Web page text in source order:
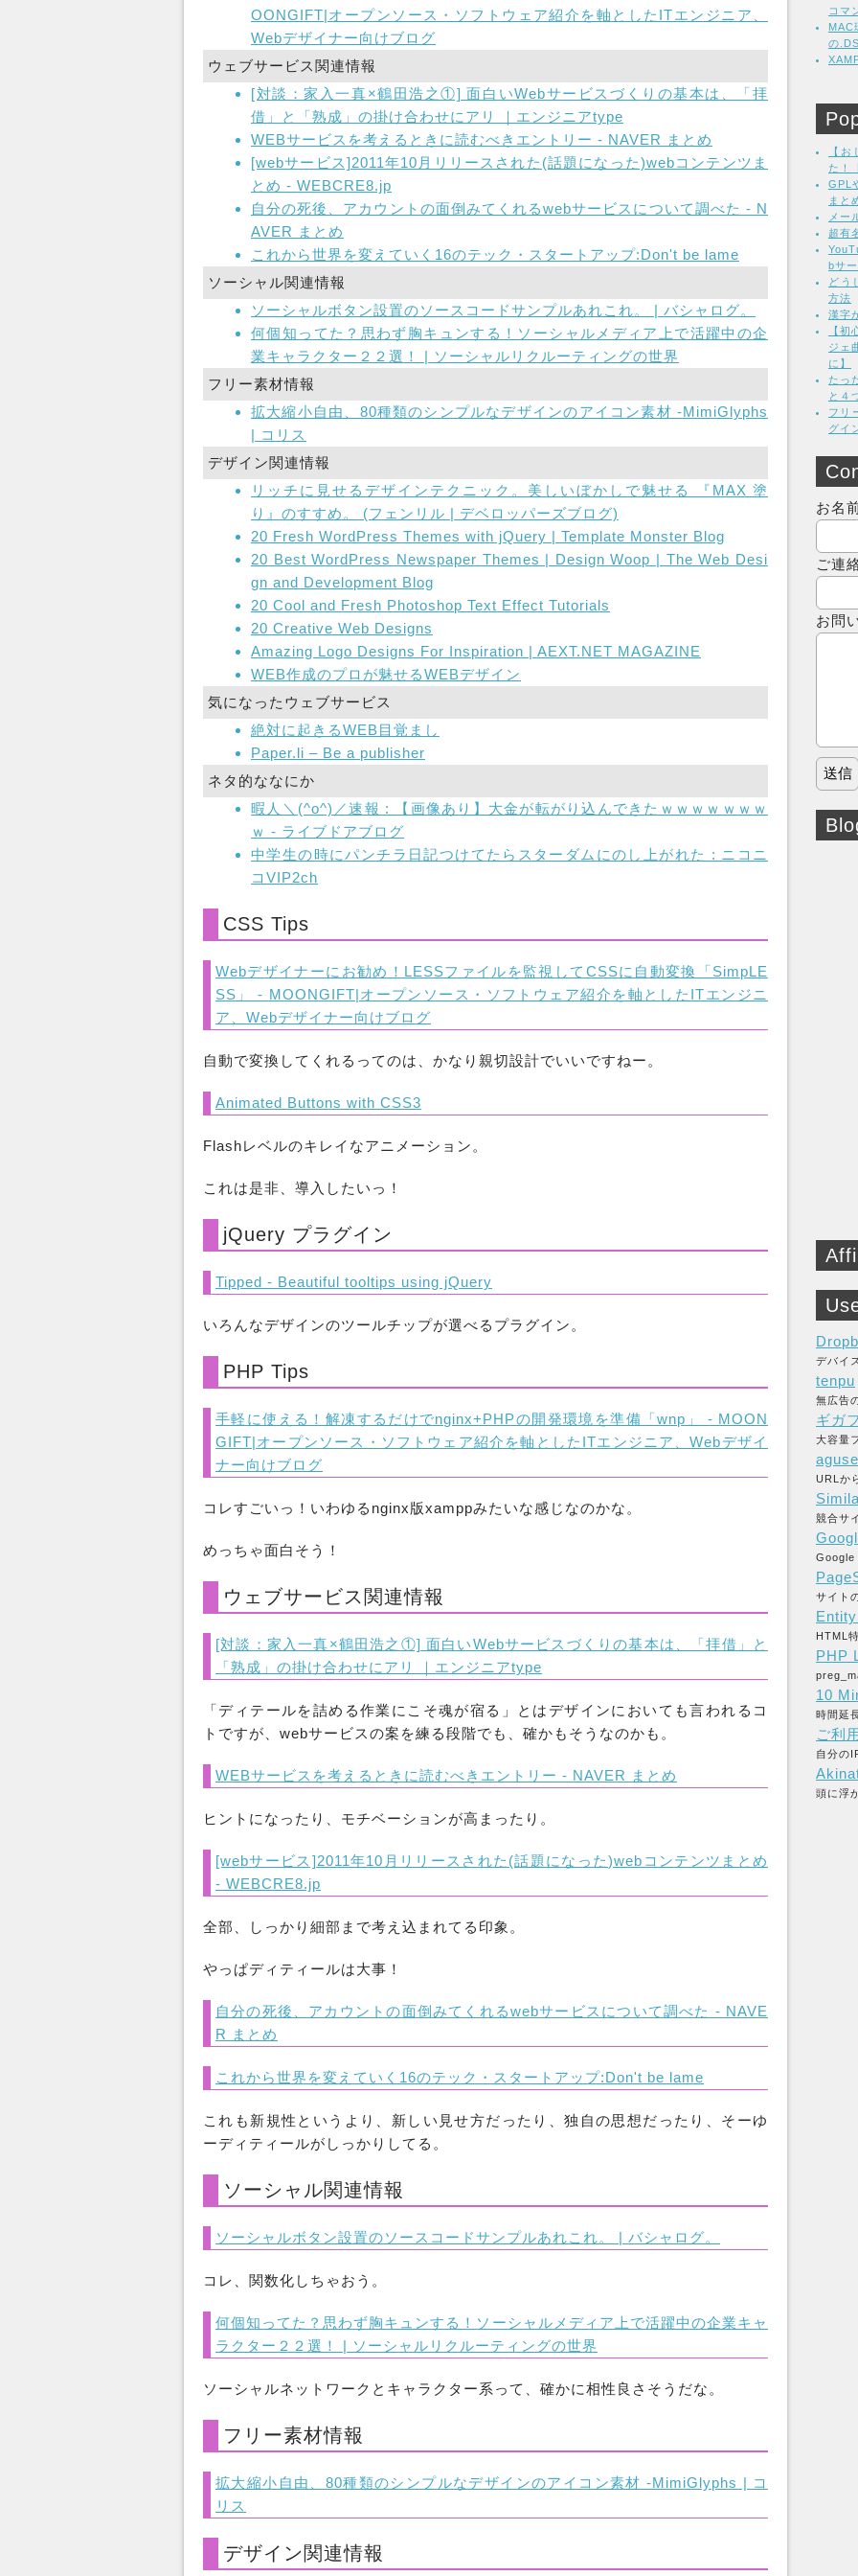
OONGIFT|オープンソース・ソフトウェア紹介を軸としたITエンジニア、
Webデザイナー向けブログ
ウェブサービス関連情報
[対談：家入一真×鶴田浩之①] 面白いWebサービスづくりの基本は、「拝
借」と「熟成」の掛け合わせにアリ ｜エンジニアtype
WEBサービスを考えるときに読むべきエントリー - NAVER まとめ
[webサービス]2011年10月リリースされた(話題になった)webコンテンツま
とめ - WEBCRE8.jp
自分の死後、アカウントの面倒みてくれるwebサービスについて調べた - N
AVER まとめ
これから世界を変えていく16のテック・スタートアップ:Don't be lame
ソーシャル関連情報
ソーシャルボタン設置のソースコードサンプルあれこれ。 | バシャログ。
何個知ってた？思わず胸キュンする！ソーシャルメディア上で活躍中の企
業キャラクター２２選！ | ソーシャルリクルーティングの世界
フリー素材情報
拡大縮小自由、80種類のシンプルなデザインのアイコン素材 -MimiGlyphs
| コリス
デザイン関連情報
リッチに見せるデザインテクニック。美しいぼかしで魅せる 『MAX 塗
り』のすすめ。 (フェンリル | デベロッパーズブログ)
20 Fresh WordPress Themes with jQuery | Template Monster Blog
20 Best WordPress Newspaper Themes | Design Woop | The Web Desi
gn and Development Blog
20 Cool and Fresh Photoshop Text Effect Tutorials
20 Creative Web Designs
Amazing Logo Designs For Inspiration | AEXT.NET MAGAZINE
WEB作成のプロが魅せるWEBデザイン
気になったウェブサービス
絶対に起きるWEB目覚まし
Paper.li – Be a publisher
ネタ的ななにか
暇人＼(^o^)／速報 : 【画像あり】大金が転がり込んできたｗｗｗｗｗｗｗ
ｗ - ライブドアブログ
中学生の時にパンチラ日記つけてたらスターダムにのし上がれた : ニコニ
コVIP2ch
CSS Tips
Webデザイナーにお勧め！LESSファイルを監視してCSSに自動変換「SimpLE
SS」 - MOONGIFT|オープンソース・ソフトウェア紹介を軸としたITエンジニ
ア、Webデザイナー向けブログ
自動で変換してくれるってのは、かなり親切設計でいいですねー。
Animated Buttons with CSS3
Flashレベルのキレイなアニメーション。
これは是非、導入したいっ！
jQuery プラグイン
Tipped - Beautiful tooltips using jQuery
いろんなデザインのツールチップが選べるプラグイン。
PHP Tips
手軽に使える！解凍するだけでnginx+PHPの開発環境を準備「wnp」 - MOON
GIFT|オープンソース・ソフトウェア紹介を軸としたITエンジニア、Webデザイ
ナー向けブログ
コレすごいっ！いわゆるnginx版xamppみたいな感じなのかな。
めっちゃ面白そう！
ウェブサービス関連情報
[対談：家入一真×鶴田浩之①] 面白いWebサービスづくりの基本は、「拝借」と
「熟成」の掛け合わせにアリ ｜エンジニアtype
「ディテールを詰める作業にこそ魂が宿る」とはデザインにおいても言われるコ
トですが、webサービスの案を練る段階でも、確かもそうなのかも。
WEBサービスを考えるときに読むべきエントリー - NAVER まとめ
ヒントになったり、モチベーションが高まったり。
[webサービス]2011年10月リリースされた(話題になった)webコンテンツまとめ
- WEBCRE8.jp
全部、しっかり細部まで考え込まれてる印象。
やっぱディティールは大事！
自分の死後、アカウントの面倒みてくれるwebサービスについて調べた - NAVE
R まとめ
これから世界を変えていく16のテック・スタートアップ:Don't be lame
これも新規性というより、新しい見せ方だったり、独自の思想だったり、そーゆ
ーディティールがしっかりしてる。
ソーシャル関連情報
ソーシャルボタン設置のソースコードサンプルあれこれ。 | バシャログ。
コレ、関数化しちゃおう。
何個知ってた？思わず胸キュンする！ソーシャルメディア上で活躍中の企業キャ
ラクター２２選！ | ソーシャルリクルーティングの世界
ソーシャルネットワークとキャラクター系って、確かに相性良さそうだな。
フリー素材情報
拡大縮小自由、80種類のシンプルなデザインのアイコン素材 -MimiGlyphs | コ
リス
デザイン関連情報
コマ
MAC
の
【
た！
GPL
まと
メー
超有
bサ
どう
方法
漢字
【
ジェ
に】
たっ
と４
フリ
グイ
お名
ご連
お問
デバイ
tenpu
無広告
ギガ
大容量
URLか
競合サ
Google
サイト
HTML
PHP
10
時間延
ご利
自分の
頭に浮